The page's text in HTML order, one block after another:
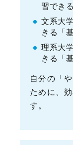
習でき
文系大
きる「
理系大
きる「
自分の「
ために、
す。